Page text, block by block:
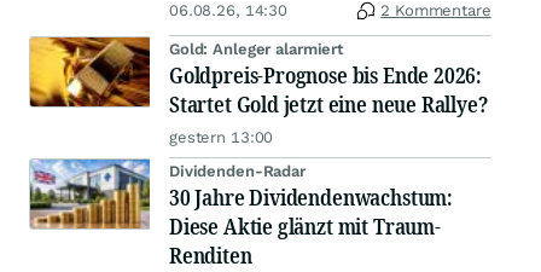
06.08.26, 14:30 2 Kommentare
Gold: Anleger alarmiert
Goldpreis-Prognose bis Ende 2026:
Startet Gold jetzt eine neue Rallye?
gestern 13:00
Dividenden-Radar
30 Jahre Dividendenwachstum:
Diese Aktie glänzt mit Traum-
Renditen